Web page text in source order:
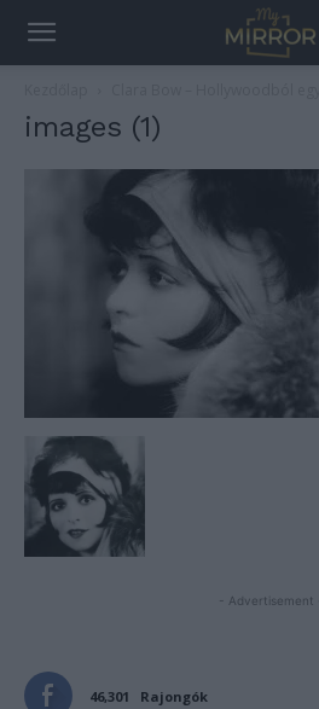
images (1)
- Advertisement -
46,301 Rajongók